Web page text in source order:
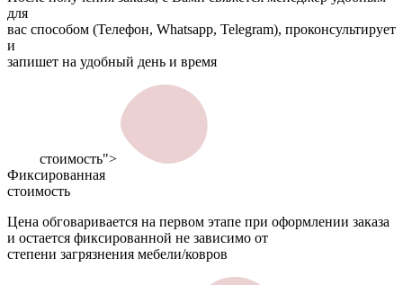
для
вас способом (Телефон, Whatsapp, Telegram), проконсультирует
и
запишет на удобный день и время
стоимость">
Фиксированная
стоимость
Цена обговаривается на первом этапе при оформлении заказа
и остается фиксированной не зависимо от
степени загрязнения мебели/ковров